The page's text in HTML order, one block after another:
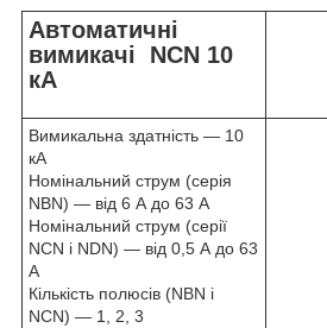
Автоматичні
вимикачі NCN 10
кА
Вимикальна здатність — 10
кА
Номінальний струм (серія
NBN) — від 6 А до 63 А
Номінальний струм (серії
NCN і NDN) — від 0,5 А до 63
А
Кількість полюсів (NBN і
NCN) — 1, 2, 3